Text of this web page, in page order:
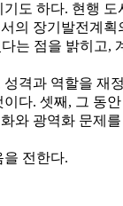
도 하다. 현행
의 장기발전계
점을 밝히고,
격과 역할을 재
다. 셋째, 그 동
광역화 문제
전한다.